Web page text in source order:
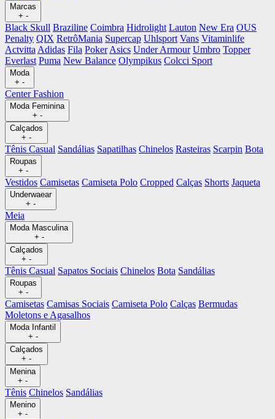
Marcas
+ -
Black Skull Braziline Coimbra Hidrolight Lauton New Era OUS
Penalty QIX RetrôMania Supercap Uhlsport Vans Vitaminlife
Actvitta Adidas Fila Poker Asics Under Armour Umbro Topper
Everlast Puma New Balance Olympikus Colcci Sport
Moda
+ -
Center Fashion
Moda Feminina
+ -
Calçados
+ -
Tênis Casual Sandálias Sapatilhas Chinelos Rasteiras Scarpin Bota
Roupas
+ -
Vestidos Camisetas Camiseta Polo Cropped Calças Shorts Jaqueta
Underwaear
+ -
Meia
Moda Masculina
+ -
Calçados
+ -
Tênis Casual Sapatos Sociais Chinelos Bota Sandálias
Roupas
+ -
Camisetas Camisas Sociais Camiseta Polo Calças Bermudas
Moletons e Agasalhos
Moda Infantil
+ -
Calçados
+ -
Menina
+ -
Tênis Chinelos Sandálias
Menino
+ -